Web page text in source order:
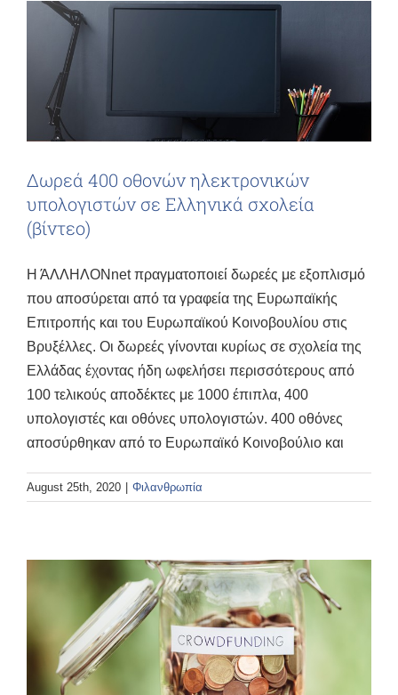
Δωρεά 400 οθονών ηλεκτρονικών
υπολογιστών σε Ελληνικά σχολεία
(βίντεο)
Η ΆΛΛΗΛΟΝnet πραγματοποιεί δωρεές με εξοπλισμό
που αποσύρεται από τα γραφεία της Ευρωπαϊκής
Επιτροπής και του Ευρωπαϊκού Κοινοβουλίου στις
Βρυξέλλες. Οι δωρεές γίνονται κυρίως σε σχολεία της
Ελλάδας έχοντας ήδη ωφελήσει περισσότερους από
100 τελικούς αποδέκτες με 1000 έπιπλα, 400
υπολογιστές και οθόνες υπολογιστών. 400 οθόνες
αποσύρθηκαν από το Ευρωπαϊκό Κοινοβούλιο και
August 25th, 2020 Φιλανθρωπία